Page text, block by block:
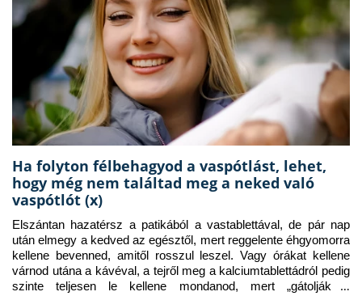
Ha folyton félbehagyod a vaspótlást, lehet,
hogy még nem találtad meg a neked való
vaspótlót (x)
Elszántan hazatérsz a patikából a vastablettával, de pár nap
után elmegy a kedved az egésztől, mert reggelente éhgyomorra
kellene bevenned, amitől rosszul leszel. Vagy órákat kellene
várnod utána a kávéval, a tejről meg a kalciumtablettádról pedig
szinte teljesen le kellene mondanod, mert „gátolják a